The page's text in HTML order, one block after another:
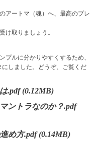
アートマ（魂）へ、最高のプレ
け取りましょう。
プルに分かりやすくするため、
しました。どうぞ、ご覧くだ
.pdf(0.12MB)
ントラなのか？.pdf
め方.pdf(0.14MB)